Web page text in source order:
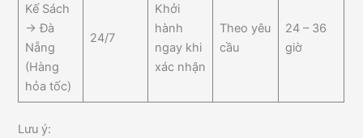
Kế Sách
→ Đà
Nẵng
(Hàng
hỏa tốc)
24/7
Khởi
hành
ngay khi
xác nhận
Theo yêu
cầu
24 – 36
giờ
Lưu ý: